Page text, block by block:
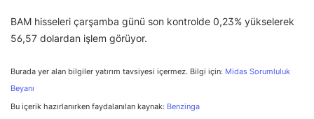
BAM hisseleri çarşamba günü son kontrolde 0,23% yükselerek
56,57 dolardan işlem görüyor.
Burada yer alan bilgiler yatırım tavsiyesi içermez. Bilgi için: Midas Sorumluluk
Beyanı
Bu içerik hazırlanırken faydalanılan kaynak: Benzinga